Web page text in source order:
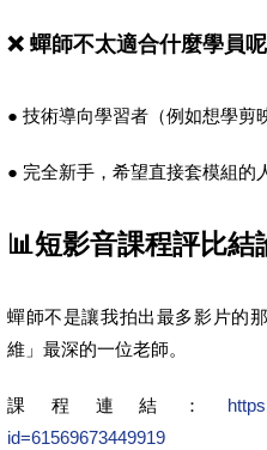
❌ 蟬師不太適合什麼學員
● 技術導向學習者（例如想學剪
● 完全新手，希望直接套模組的
📊短影音課程評比
蟬師不是讓我拍出最多影片的
維」最深的一位老師。
課程連結：
id=61569673449919